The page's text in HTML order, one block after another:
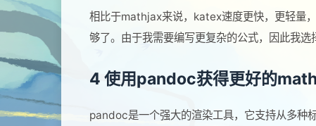
相比于mathjax来说，katex速度更快，更轻量
够了。由于我需要编写更复杂的公式，因此我
4 使用pandoc获得更好的
pandoc是一个强大的渲染工具，它支持从多